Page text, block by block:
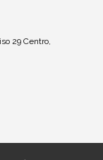
29 Centro,